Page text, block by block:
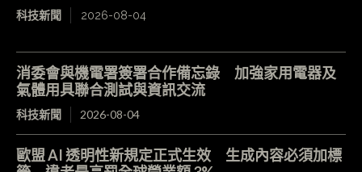
科技新聞 2026-08-04
消委會與機電署簽署合作備忘錄 加強家用電器及
氣體用具聯合測試與資訊交流
科技新聞 2026-08-04
歐盟 AI 透明性新規定正式生效 生成內容必須加標